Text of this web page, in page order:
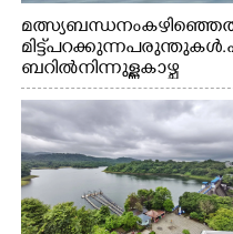
മത്സ്യബന്ധനം
മിട്ട് പറക്കുന്ന
ബറിൽ നിന്നുള്ള കാഴ്ച